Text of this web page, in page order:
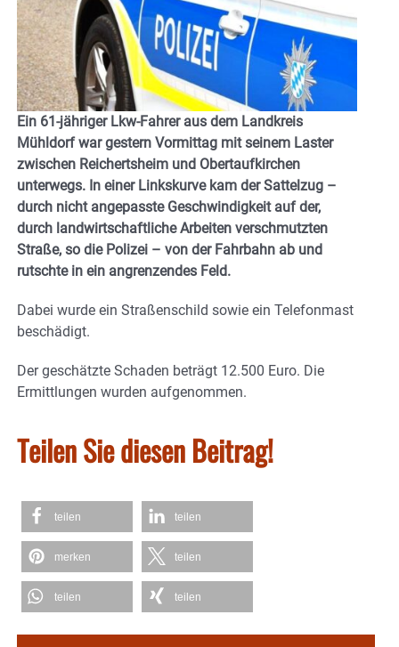
Ein 61-jähriger Lkw-Fahrer aus dem Landkreis
Mühldorf war gestern Vormittag mit seinem Laster
zwischen Reichertsheim und Obertaufkirchen
unterwegs. In einer Linkskurve kam der Sattelzug –
durch nicht angepasste Geschwindigkeit auf der,
durch landwirtschaftliche Arbeiten verschmutzten
Straße, so die Polizei – von der Fahrbahn ab und
rutschte in ein angrenzendes Feld.
Dabei wurde ein Straßenschild sowie ein Telefonmast
beschädigt.
Der geschätzte Schaden beträgt 12.500 Euro. Die
Ermittlungen wurden aufgenommen.
Teilen Sie diesen Beitrag!
teilen teilen
merken teilen
teilen teilen